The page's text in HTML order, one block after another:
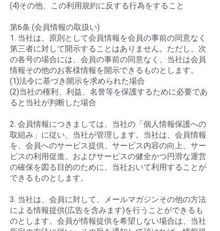
(4)その他、この利用規約に反する行為をすること
第6条 (会員情報の取扱い)
1. 当社は、原則として会員情報を会員の事前の同意なく
第三者に対して開示することはありません。ただし、次
の各号の場合には、会員の事前の同意なく、当社は会員
情報その他のお客様情報を開示できるものとします。
(1)法令に基づき開示を求められた場合
(2)当社の権利、利益、名誉等を保護するために必要であ
ると当社が判断した場合
2. 会員情報につきましては、当社の「個人情報保護への
取組み」に従い、当社が管理します。当社は、会員情報
を、会員へのサービス提供、サービス内容の向上、サー
ビスの利用促進、およびサービスの健全かつ円滑な運営
の確保を図る目的のために、当社おいて利用することが
できるものとします。
3. 当社は、会員に対して、メールマガジンその他の方法
による情報提供(広告を含みます)を行うことができるも
のとします。会員が情報提供を希望しない場合は、当社